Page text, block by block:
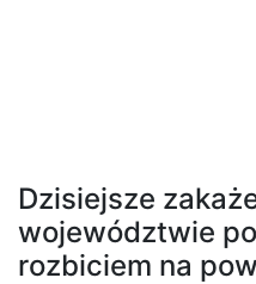
Dzisiejsze
województwie
rozbiciem na